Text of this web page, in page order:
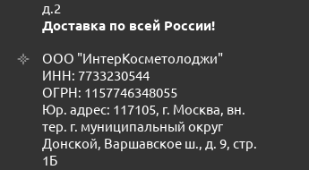
д.2
Доставка по всей России!
ООО "ИнтерКосметолоджи"
ИНН: 7733230544
ОГРН: 1157746348055
Юр. адрес: 117105, г. Москва, вн.
тер. г. муниципальный округ
Донской, Варшавское ш., д. 9, стр.
1Б